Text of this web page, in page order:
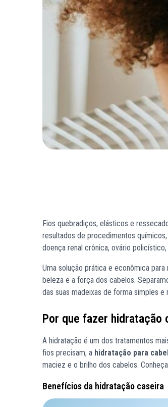
Fios quebradiços, elásticos e
resultados de procedimentos
doença renal crônica, ovário
Uma solução prática e econômica
beleza e a força dos cabelos.
das suas madeixas de forma simples e
Por que fazer hidratação
A hidratação é um dos tratamentos
fios precisam, a hidratação para
maciez e o brilho dos cabelos.
Benefícios da hidratação caseira